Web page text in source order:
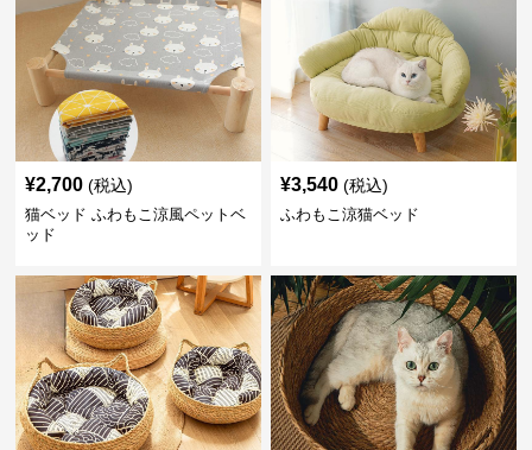
¥2,700 (税込)
猫ベッド ふわもこ涼風ペットベ
ッド
¥3,540 (税込)
ふわもこ涼猫ベッド